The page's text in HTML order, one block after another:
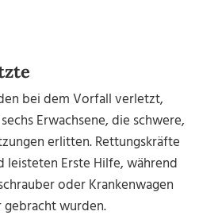
bei dem Vorfall verletzt,
Erwachsene, die schwere,
erlitten. Rettungskräfte
leisteten Erste Hilfe, während
oder Krankenwagen
gebracht wurden.